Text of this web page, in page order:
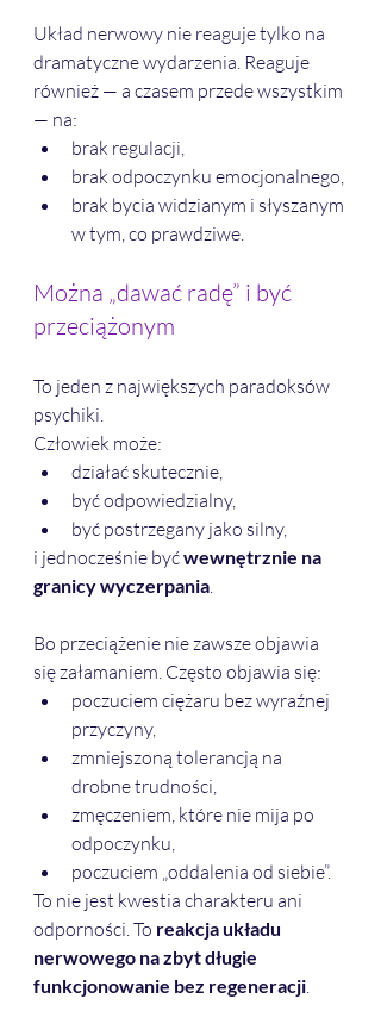
Układ nerwowy nie reaguje tylko na
dramatyczne wydarzenia. Reaguje
również — a czasem przede wszystkim
— na:
brak regulacji,
brak odpoczynku emocjonalnego,
brak bycia widzianym i słyszanym
w tym, co prawdziwe.
Można „dawać radę” i być
przeciążonym
To jeden z największych paradoksów
psychiki.
Człowiek może:
działać skutecznie,
być odpowiedzialny,
być postrzegany jako silny,
i jednocześnie być wewnętrznie na
granicy wyczerpania.
Bo przeciążenie nie zawsze objawia
się załamaniem. Często objawia się:
poczuciem ciężaru bez wyraźnej
przyczyny,
zmniejszoną tolerancją na
drobne trudności,
zmęczeniem, które nie mija po
odpoczynku,
poczuciem „oddalenia od siebie”.
To nie jest kwestia charakteru ani
odporności. To reakcja układu
nerwowego na zbyt długie
funkcjonowanie bez regeneracji.